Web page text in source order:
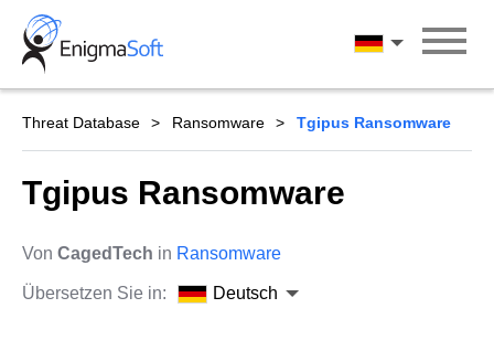
Skip
content
Deutsch
Threat Database Ransomware Tgipus Ransomware
Tgipus Ransomware
Von CagedTech in Ransomware
Übersetzen Sie in: Deutsch